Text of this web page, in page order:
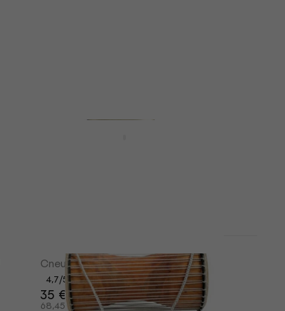
Terre Nose Тя подсвирна
Специална перкусия
4,7/5
35 €
68,45 лв36,30 €